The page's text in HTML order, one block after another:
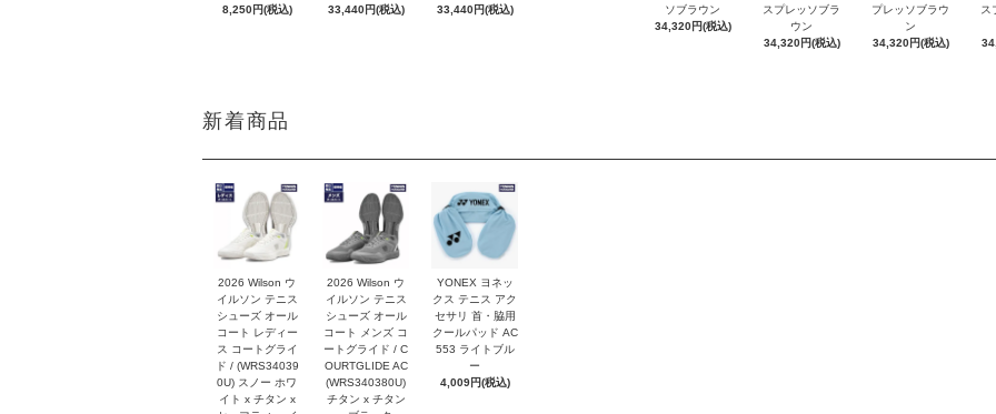
8,250円(税込)
33,440円(税込)
33,440円(税込)
ソブラウン
34,320円(税込)
スプレッソブラ
ウン
34,320円(税込)
プレッソブラウ
ン
34,320円(税込)
ス
新着商品
2026 Wilson ウ
イルソン テニス
シューズ オール
コート レディー
ス コートグライ
ド / (WRS34039
0U) スノー ホワ
イト x チタン x
2026 Wilson ウ
イルソン テニス
シューズ オール
コート メンズ コ
ートグライド / C
OURTGLIDE AC
(WRS340380U)
チタン x チタン
YONEX ヨネッ
クス テニス アク
セサリ 首・脇用
クールパッド AC
553 ライトブル
ー
4,009円(税込)